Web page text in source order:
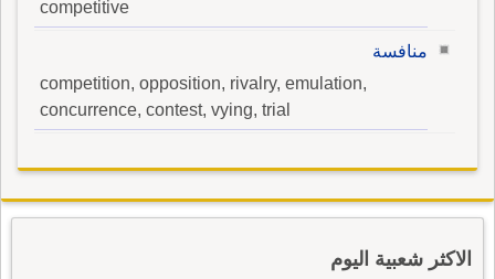
competitive
منافسة
competition, opposition, rivalry, emulation,
concurrence, contest, vying, trial
الاكثر شعبية اليوم